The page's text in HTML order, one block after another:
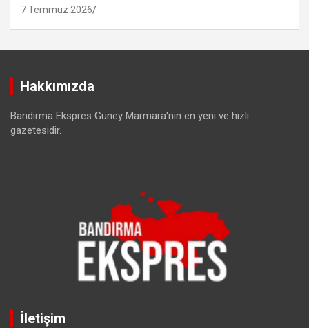
7 Temmuz 2026
Hakkımızda
Bandırma Ekspres Güney Marmara'nın en yeni ve hızlı
gazetesidir.
İletişim